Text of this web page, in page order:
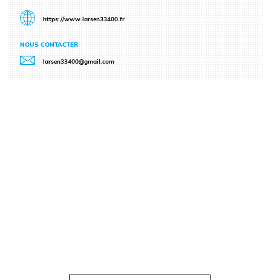
https://www.larsen33400.fr
NOUS CONTACTER
larsen33400@gmail.com